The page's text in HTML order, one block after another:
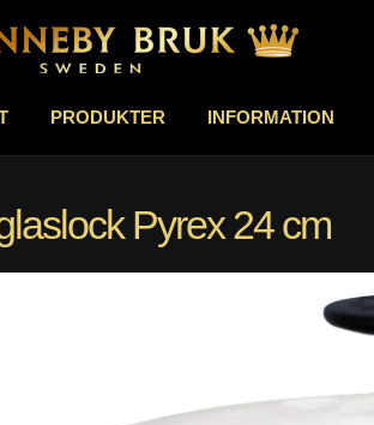
PRODUKTER INFORMATION
Pyrex 24 cm